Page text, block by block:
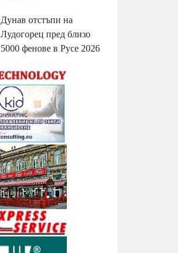
Дунав отстъпи на
Лудогорец пред близо
5000 фенове в Русе 2026